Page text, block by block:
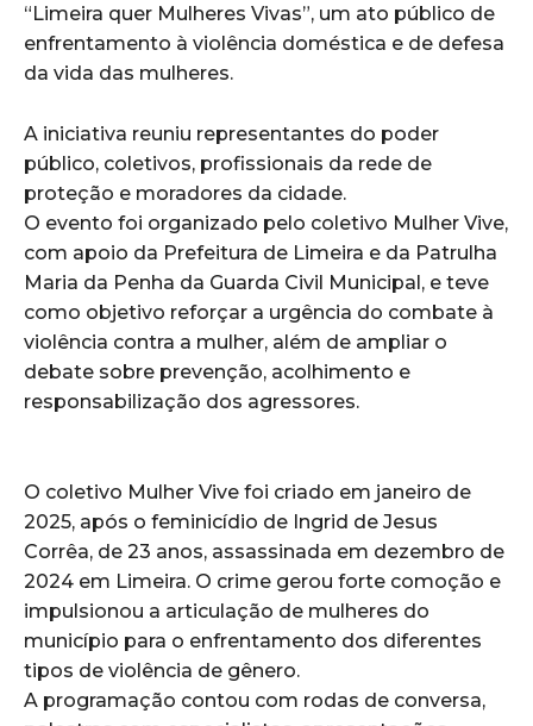
“Limeira quer Mulheres Vivas”, um ato público de
enfrentamento à violência doméstica e de defesa
da vida das mulheres.
A iniciativa reuniu representantes do poder
público, coletivos, profissionais da rede de
proteção e moradores da cidade.
O evento foi organizado pelo coletivo Mulher Vive,
com apoio da Prefeitura de Limeira e da Patrulha
Maria da Penha da Guarda Civil Municipal, e teve
como objetivo reforçar a urgência do combate à
violência contra a mulher, além de ampliar o
debate sobre prevenção, acolhimento e
responsabilização dos agressores.
O coletivo Mulher Vive foi criado em janeiro de
2025, após o feminicídio de Ingrid de Jesus
Corrêa, de 23 anos, assassinada em dezembro de
2024 em Limeira. O crime gerou forte comoção e
impulsionou a articulação de mulheres do
município para o enfrentamento dos diferentes
tipos de violência de gênero.
A programação contou com rodas de conversa,